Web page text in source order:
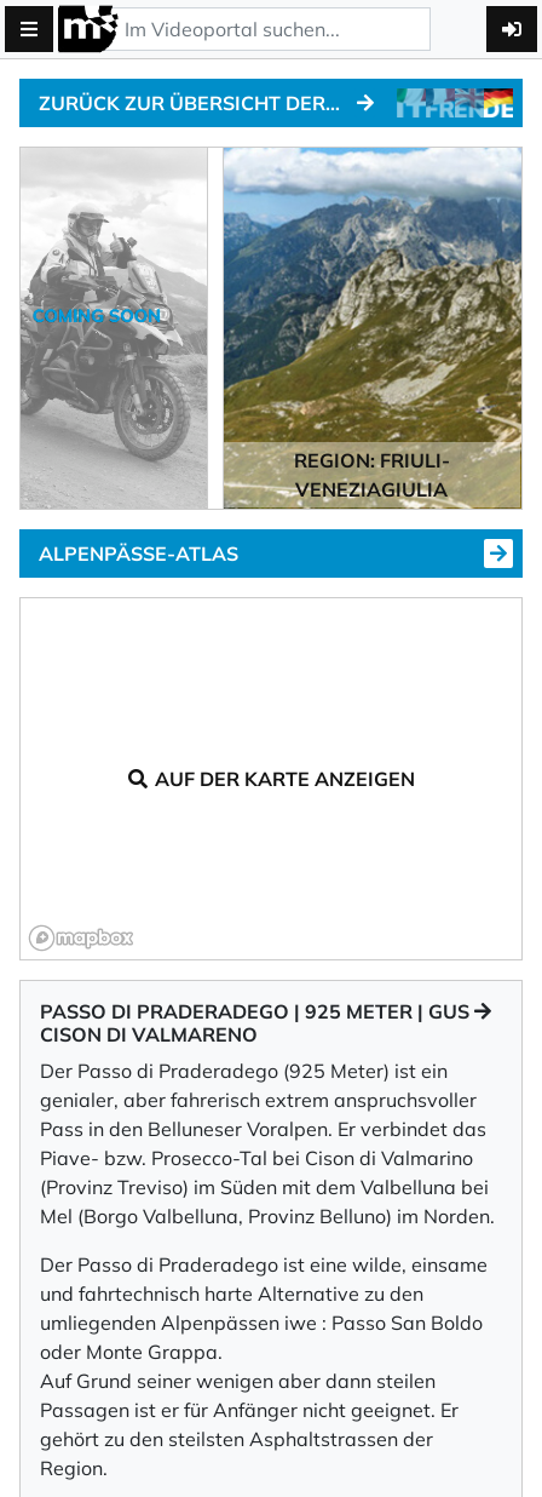
ZURÜCK ZUR ÜBERSICHT DER ALPENPÄSSE
REGION: FRIULI-
VENEZIAGIULIA
ALPENPÄSSE-ATLAS
AUF DER KARTE ANZEIGEN
PASSO DI PRADERADEGO | 925 METER | GUS
CISON DI VALMARENO
Der Passo di Praderadego (925 Meter) ist ein
genialer, aber fahrerisch extrem anspruchsvoller
Pass in den Belluneser Voralpen. Er verbindet das
Piave- bzw. Prosecco-Tal bei Cison di Valmarino
(Provinz Treviso) im Süden mit dem Valbelluna bei
Mel (Borgo Valbelluna, Provinz Belluno) im Norden.
Der Passo di Praderadego ist eine wilde, einsame
und fahrtechnisch harte Alternative zu den
umliegenden Alpenpässen iwe : Passo San Boldo
oder Monte Grappa.
Auf Grund seiner wenigen aber dann steilen
Passagen ist er für Anfänger nicht geeignet. Er
gehört zu den steilsten Asphaltstrassen der
Region.